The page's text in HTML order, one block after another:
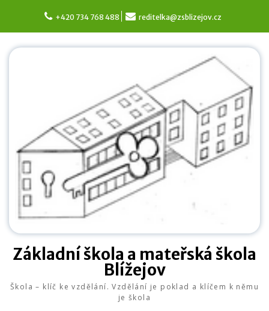
content
+420 734 768 488 reditelka@zsblizejov.cz
Základní škola a mateřská škola
Blížejov
Škola – klíč ke vzdělání. Vzdělání je poklad a klíčem k němu
je škola